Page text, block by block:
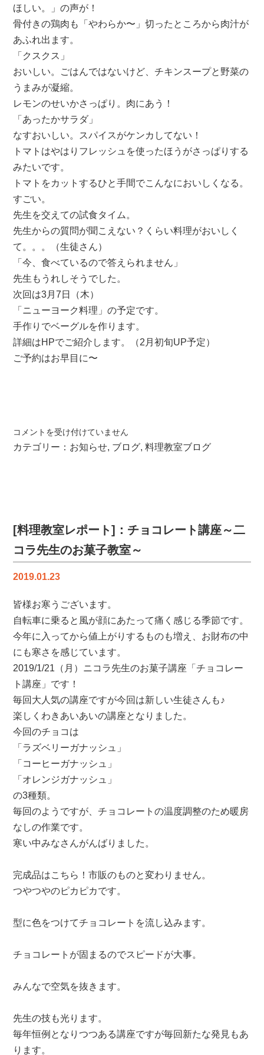
ほしい。」の声が！
骨付きの鶏肉も「やわらか〜」切ったところから肉汁が
あふれ出ます。
「クスクス」
おいしい。ごはんではないけど、チキンスープと野菜の
うまみが凝縮。
レモンのせいかさっぱり。肉にあう！
「あったかサラダ」
なすおいしい。スパイスがケンカしてない！
トマトはやはりフレッシュを使ったほうがさっぱりする
みたいです。
トマトをカットするひと手間でこんなにおいしくなる。
すごい。
先生を交えての試食タイム。
先生からの質問が聞こえない？くらい料理がおいしく
て。。。（生徒さん）
「今、食べているので答えられません」
先生もうれしそうでした。
次回は3月7日（木）
「ニューヨーク料理」の予定です。
手作りでベーグルを作ります。
詳細はHPでご紹介します。（2月初旬UP予定）
ご予約はお早目に〜
絶
品！
理
【マ
ト
生
の
世
界
理
教
室】
は
コメントを受け付けていません
カテゴリー： お知らせ, ブログ,料理教室ブログ
[料理教室レポート]：チョコレート講座～二
コラ先生のお菓子教室～
2019.01.23
皆様お寒うございます。
自転車に乗ると風が顔にあたって痛く感じる季節です。
今年に入ってから値上がりするものも増え、お財布の中
にも寒さを感じています。
2019/1/21（月）ニコラ先生のお菓子講座「チョコレー
ト講座」です！
毎回大人気の講座ですが今回は新しい生徒さんも♪
楽しくわきあいあいの講座となりました。
今回のチョコは
「ラズベリーガナッシュ」
「コーヒーガナッシュ」
「オレンジガナッシュ」
の3種類。
毎回のようですが、チョコレートの温度調整のため暖房
なしの作業です。
寒い中みなさんがんばりました。
完成品はこちら！市販のものと変わりません。
つやつやのピカピカです。
型に色をつけてチョコレートを流し込みます。
チョコレートが固まるのでスピードが大事。
みんなで空気を抜きます。
先生の技も光ります。
毎年恒例となりつつある講座ですが毎回新たな発見もあ
ります。